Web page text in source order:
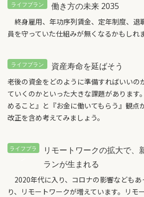
働き方の未来 2035
終身雇用、年功序列賃金、定年制度、退
員を守っていた仕組みが無くなるかもしれ
資産寿命を延ばそう
老後の資金をどのように準備すればいいの
ていくのかといった大きな課題があります
めること』と『お金に働いてもらう』観点
改正を含め考えてみましょう。
リモートワークの拡大で、
ランが生まれる
2020年代に入り、コロナの影響などもあ
り、リモートワークが増えています。リモ